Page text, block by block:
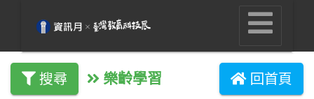
搜尋 樂齡學習 回首頁